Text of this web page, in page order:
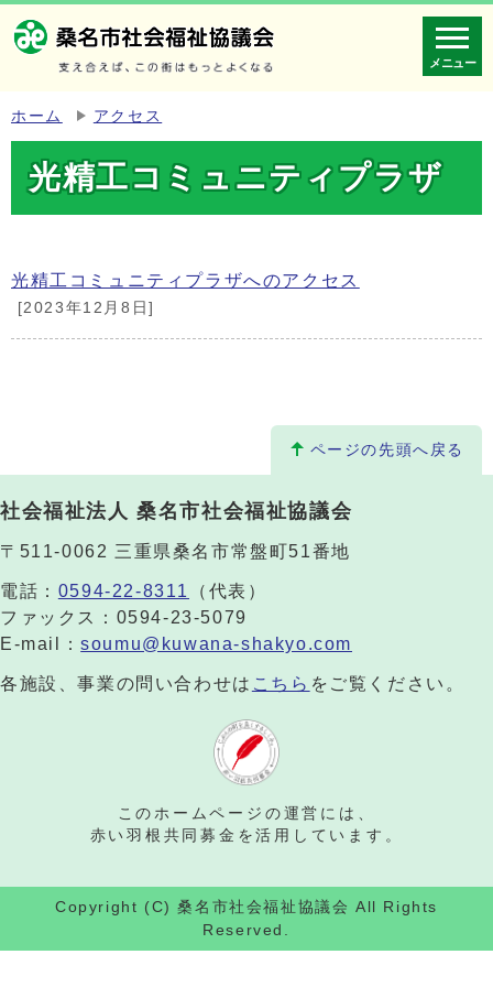
メニュー
ホーム アクセス
光精工コミュニティプラザ
光精工コミュニティプラザへのアクセス
[2023年12月8日]
ページの先頭へ戻る
社会福祉法人 桑名市社会福祉協議会
〒511-0062 三重県桑名市常盤町51番地
電話： 0594-22-8311
（代表）
ファックス：0594-23-5079
E-mail：soumu@kuwana-shakyo.com
各施設、事業の問い合わせは こちら をご覧ください。
このホームページの運営には、
赤い羽根共同募金を活用しています。
Copyright (C) 桑名市社会福祉協議会 All Rights
Reserved.